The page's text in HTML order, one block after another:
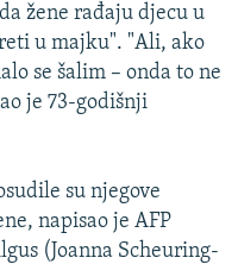
žene rađaju djecu u
u majku". "Ali, ako
se šalim – onda to ne
je 73-godišnji
su njegove
napisao je AFP
(Joanna Scheuring-